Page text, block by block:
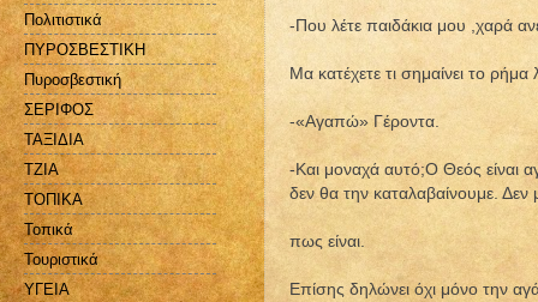
-Που λέτε παιδάκια μου ,χαρά
Μα κατέχετε τι σημαίνει το
-«Αγαπώ» Γέροντα.
-Και μοναχά αυτό;Ο Θεός είναι
δεν θα την καταλαβαίνουμε. Δεν
πως είναι.
Επίσης δηλώνει όχι μόνο την
Πολιτιστικά
ΠΥΡΟΣΒΕΣΤΙΚΗ
Πυροσβεστική
ΣΕΡΙΦΟΣ
ΤΑΞΙΔΙΑ
ΤΖΙΑ
ΤΟΠΙΚΑ
Τοπικά
Τουριστικά
ΥΓΕΙΑ